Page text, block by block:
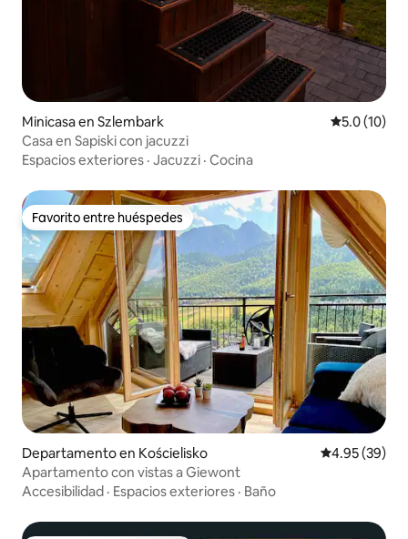
Minicasa en Szlembark Calificación
5.0 (10)
Casa en Sapiski con jacuzzi
Espacios exteriores · Jacuzzi · Cocina
Favorito entre huéspedes
Favorito entre huéspedes
Departamento en Kościelisko Calificación
4.95 (39)
Apartamento con vistas a Giewont
Accesibilidad · Espacios exteriores · Baño